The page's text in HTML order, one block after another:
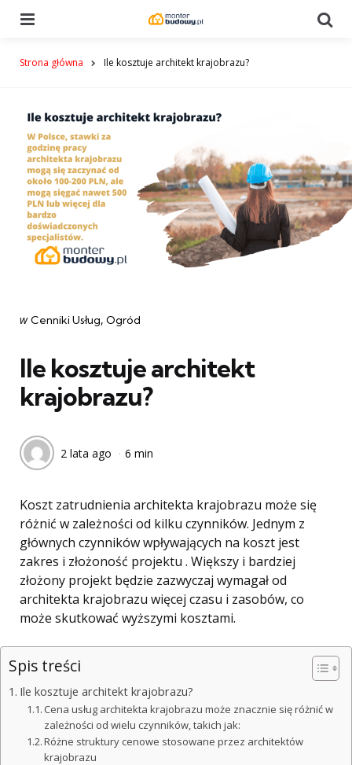
Strona główna Ile kosztuje architekt krajobrazu?
Categories
post
w Cenniki Usług Ogród
Ile kosztuje architekt
krajobrazu?
2 lata ago 6 min
Koszt zatrudnienia architekta krajobrazu może się
różnić w zależności od kilku czynników. Jednym z
głównych czynników wpływających na koszt jest
zakres i złożoność projektu . Większy i bardziej
złożony projekt będzie zazwyczaj wymagał od
architekta krajobrazu więcej czasu i zasobów, co
może skutkować wyższymi kosztami.
Spis treści
Ile kosztuje architekt krajobrazu?
Cena usług architekta krajobrazu może znacznie się różnić w
zależności od wielu czynników, takich jak:
Różne struktury cenowe stosowane przez architektów
krajobrazu